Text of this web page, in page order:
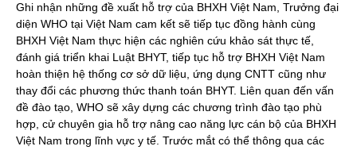
Ghi nhận những đề xuất hỗ trợ của BHXH Việt Nam, Trưởng đại
diện WHO tại Việt Nam cam kết sẽ tiếp tục đồng hành cùng
BHXH Việt Nam thực hiện các nghiên cứu khảo sát thực tế,
đánh giá triển khai Luật BHYT, tiếp tục hỗ trợ BHXH Việt Nam
hoàn thiện hệ thống cơ sở dữ liệu, ứng dụng CNTT cũng như
thay đổi các phương thức thanh toán BHYT. Liên quan đến vấn
đề đào tạo, WHO sẽ xây dựng các chương trình đào tạo phù
hợp, cử chuyên gia hỗ trợ nâng cao năng lực cán bộ của BHXH
Việt Nam trong lĩnh vực y tế. Trước mắt có thể thông qua các